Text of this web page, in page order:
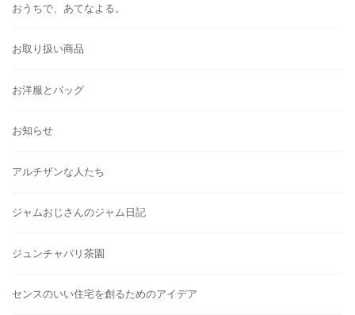
おうちで、あてなよる。
お取り扱い商品
お洋服とバッグ
お知らせ
アルチザンな人たち
ジャムおじさんのジャム日記
ジュンチャバリ茶園
センスのいい住宅を創るためのアイデア